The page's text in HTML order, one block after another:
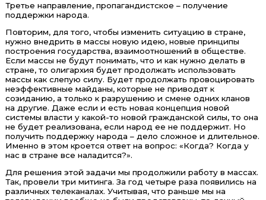
Третье направление, пропагандистское – получение
поддержки народа.
Повторим, для того, чтобы изменить ситуацию в стране,
нужно внедрить в массы новую идею, новые принципы
построения государства, взаимоотношений в обществе.
Если массы не будут понимать, что и как нужно делать в
стране, то олигархия будет продолжать использовать
массы как слепую силу. Будет продолжать провоцировать
неэффективные майданы, которые не приводят к
созиданию, а только к разрушению и смене одних кланов
на другие. Даже если и есть новая концепция новой
системы власти у какой-то новой гражданской силы, то она
не будет реализована, если народ ее не поддержит. Но
получить поддержку народа – дело сложное и длительное.
Именно в этом кроется ответ на вопрос: «Когда? Когда у
нас в стране все наладится?».
Для решения этой задачи мы продолжили работу в массах.
Так, провели три митинга. За год четыре раза появились на
различных телеканалах. Учитывая, что раньше мы на